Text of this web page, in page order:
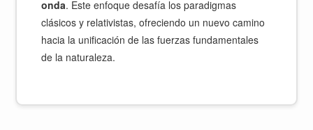
onda. Este enfoque desafía los paradigmas
clásicos y relativistas, ofreciendo un nuevo camino
hacia la unificación de las fuerzas fundamentales
de la naturaleza.